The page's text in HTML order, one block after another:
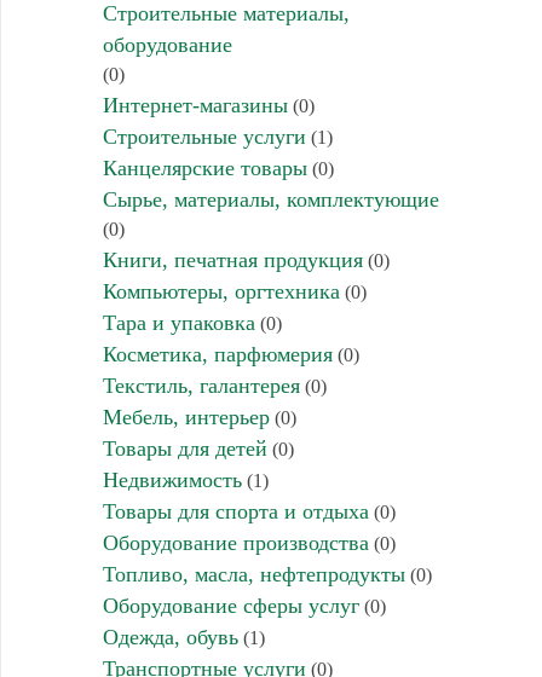
Строительные материалы,
оборудование
(0)
Интернет-магазины (0)
Строительные услуги (1)
Канцелярские товары (0)
Сырье, материалы, комплектующие
(0)
Книги, печатная продукция (0)
Компьютеры, оргтехника (0)
Тара и упаковка (0)
Косметика, парфюмерия (0)
Текстиль, галантерея (0)
Мебель, интерьер (0)
Товары для детей (0)
Недвижимость (1)
Товары для спорта и отдыха (0)
Оборудование производства (0)
Топливо, масла, нефтепродукты (0)
Оборудование сферы услуг (0)
Одежда, обувь (1)
Транспортные услуги (0)